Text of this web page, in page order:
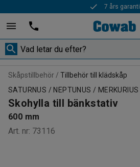
7 års garanti
Skåpstillbehör
Tillbehör till klädskåp
SATURNUS / NEPTUNUS / MERKURIUS
Skohylla till bänkstativ
600 mm
Art. nr: 73116